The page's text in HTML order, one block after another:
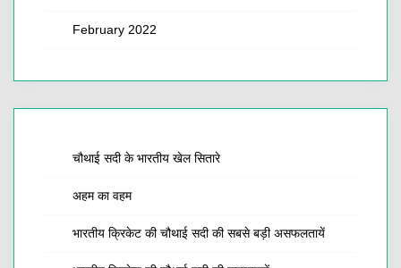
February 2022
चौथाई सदी के भारतीय खेल सितारे
अहम का वहम
भारतीय क्रिकेट की चौथाई सदी की सबसे बड़ी असफलतायें